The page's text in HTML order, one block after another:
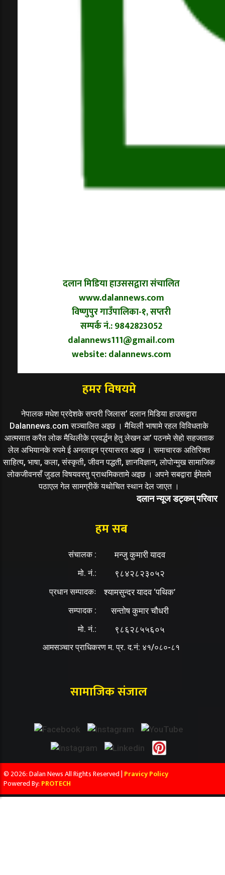
दलान मिडिया हाउससद्वारा संचालित
www.dalannews.com
विष्णुपुर गाउँपालिका-१, सप्तरी
सम्पर्क नं.: 9842823052
dalannews111@gmail.com
website: dalannews.com
हमर विषयमे
नेपालक मधेश प्रदेशके सप्तरी जिलास’ दलान मिडिया हाउसद्वारा
Dalannews.com सञ्चालित अइछ । मैथिली भाषामे रहल विविधताके
आत्मसात करैत लोक मैथिलीके प्रवर्द्धन हेतु लेखन आ’ पठनमे सेहो सहजताक
लेल अभियानके रुपमे ई अनलाइन प्रयासरत अइछ । समाचारक अतिरिक्त
साहित्य, भाषा, कला, संस्कृती, जीवन पद्धती, ज्ञानविज्ञान, लोपोन्मुख सामाजिक
लोकजीवनसँ जुडल विषयवस्तु प्राथमिकतामे अइछ । अपने सबद्वारा ईमेलमे
पठाएल गेल सामग्रीकें यथोचित स्थान देल जाएत ।
दलान न्यूज डट्कम् परिवार
हम सब
संचालक : मन्जु कुमारी यादव
मो. नं.: ९८४२८२३०५२
प्रधान सम्पादकः श्यामसुन्दर यादव ‘पथिक’
सम्पादक : सन्तोष कुमार चौधरी
मो. नं.: ९८६२८५५६०५
आमसञ्चार प्राधिकरण म. प्र. द.नं: ४१/०८०-८१
सामाजिक संजाल
© 2026: Dalan News All Rights Reserved | Pravicy Policy
Powered By: PROTECH